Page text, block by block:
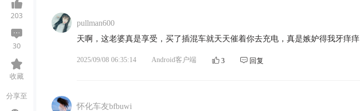
pullman600
天啊，这老婆真是享受，买了插混车就天天催着你去充电，真是嫉妒得我牙痒痒
2025/09/08 06:35:14 Android客户端 3 回复
怀化车友bfbuwi
203
30
收藏
分享至